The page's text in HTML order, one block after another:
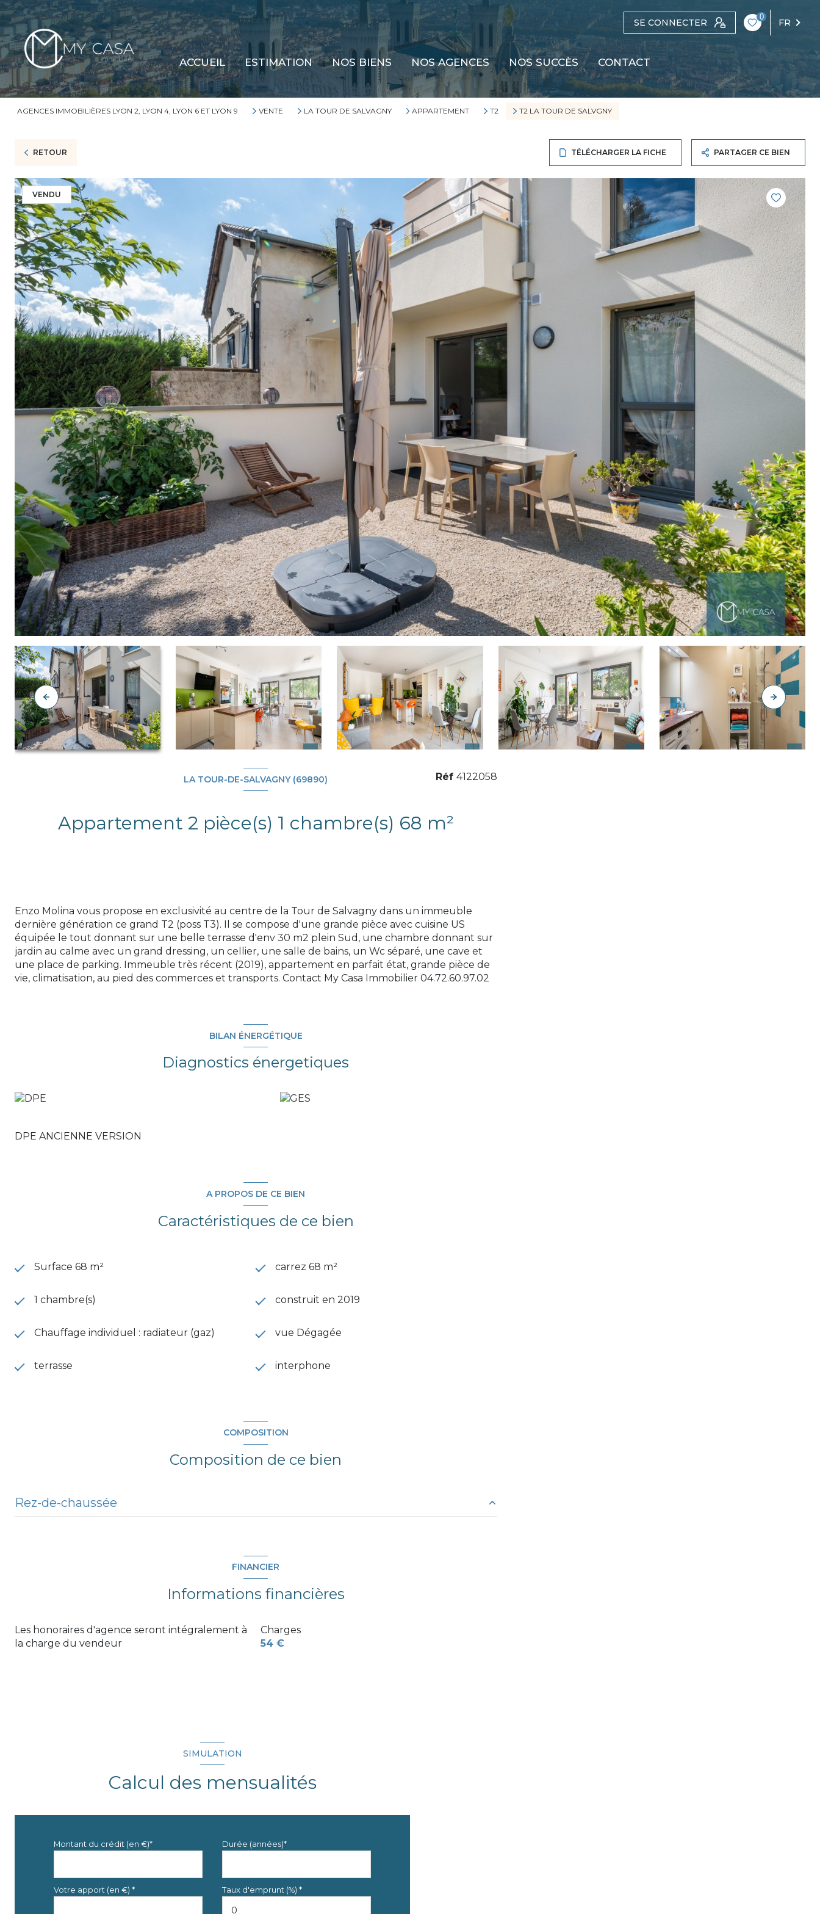
SE CONNECTER
0
FR
ACCUEIL ESTIMATION NOS BIENS NOS AGENCES NOS SUCCÈS CONTACT
AGENCES IMMOBILIÈRES LYON 2, LYON 4, LYON 6 ET LYON 9 VENTE LA TOUR DE SALVAGNY APPARTEMENT T2 T2 LA TOUR DE SALVGNY
RETOUR TÉLÉCHARGER LA FICHE PARTAGER CE BIEN
VENDU
LA TOUR-DE-SALVAGNY (69890)
Appartement 2 pièce(s) 1 chambre(s) 68 m²
Réf 4122058
Enzo Molina vous propose en exclusivité au centre de la Tour de Salvagny dans un immeuble
dernière génération ce grand T2 (poss T3). Il se compose d'une grande pièce avec cuisine US
équipée le tout donnant sur une belle terrasse d'env 30 m2 plein Sud, une chambre donnant sur
jardin au calme avec un grand dressing, un cellier, une salle de bains, un Wc séparé, une cave et
une place de parking. Immeuble très récent (2019), appartement en parfait état, grande pièce de
vie, climatisation, au pied des commerces et transports. Contact My Casa Immobilier 04.72.60.97.02
BILAN ÉNERGÉTIQUE
Diagnostics énergetiques
DPE ANCIENNE VERSION
A PROPOS DE CE BIEN
Caractéristiques de ce bien
Surface 68 m² carrez 68 m²
1 chambre(s) construit en 2019
Chauffage individuel : radiateur (gaz) vue Dégagée
terrasse interphone
COMPOSITION
Composition de ce bien
Rez-de-chaussée
cellier
FINANCIER
Informations financières
Les honoraires d'agence seront intégralement à
la charge du vendeur
Charges
54 €
SIMULATION
Calcul des mensualités
Montant du crédit (en €)* Durée (années)*
Votre apport (en €) * Taux d'emprunt (%) *